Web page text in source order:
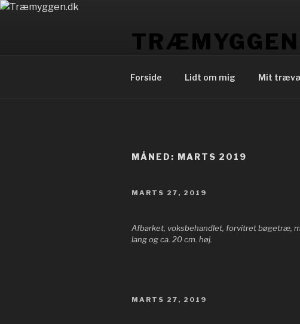
Videre
Forside Lidt om mig Mit
MÅNED: MARTS 2019
UDGIVET
MARTS 27, 2019
Afbarket, voksbehandlet, forvitret bøgetræ,
lang og ca. 20 cm. høj.
UDGIVET
MARTS 27, 2019